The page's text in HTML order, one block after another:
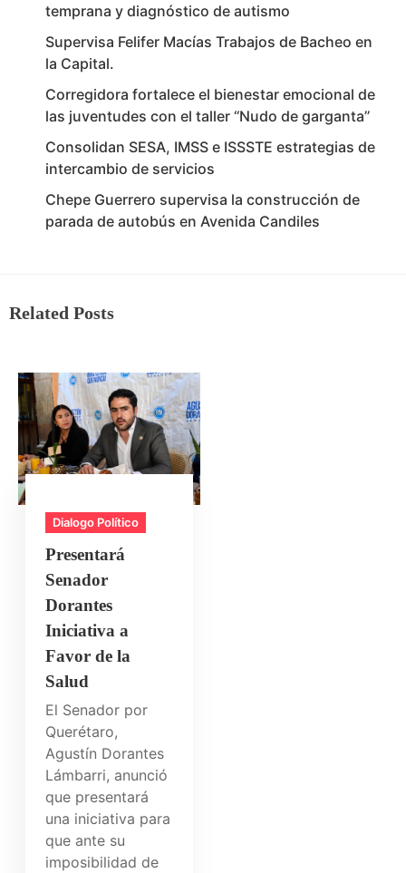
temprana y diagnóstico de autismo
Supervisa Felifer Macías Trabajos de Bacheo en
la Capital.
Corregidora fortalece el bienestar emocional de
las juventudes con el taller ‘‘Nudo de garganta’’
Consolidan SESA, IMSS e ISSSTE estrategias de
intercambio de servicios
Chepe Guerrero supervisa la construcción de
parada de autobús en Avenida Candiles
Related Posts
Dialogo Político
Presentará
Senador
Dorantes
Iniciativa a
Favor de la
Salud
El Senador por
Querétaro,
Agustín Dorantes
Lámbarri, anunció
que presentará
una iniciativa para
que ante su
imposibilidad de